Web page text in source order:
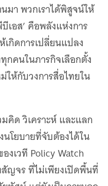
องข่าวจริง
มา พวกเราได้พิสูจน์ให้
เอส’ คือพลังแห่งการ
กิดการเปลี่ยนแปลง
กคนในภารกิจเลือกตั้ง
ให้กับวงการสื่อไทยใน
คิด วิเคราะห์ และแลก
นโยบายที่จับต้องได้ใน
งเวที Policy Watch
ญจร ที่ไม่เพียงเปิดพื้นที่